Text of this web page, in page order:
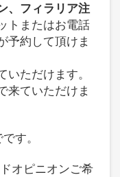
、フィラリア注
トまたはお電話
予約して頂けま
ただけます。
来ていただけま
す。
オピニオンご希